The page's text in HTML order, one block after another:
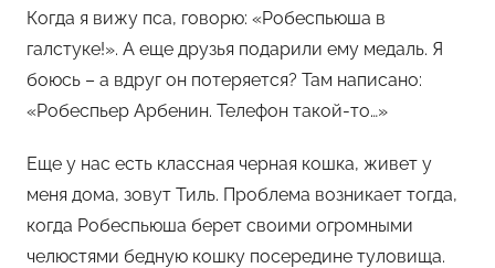
Когда я вижу пса, говорю: «Робеспьюша в
галстуке!». А еще друзья подарили ему медаль. Я
боюсь – а вдруг он потеряется? Там написано:
«Робеспьер Арбенин. Телефон такой-то…»
Еще у нас есть классная черная кошка, живет у
меня дома, зовут Тиль. Проблема возникает тогда,
когда Робеспьюша берет своими огромными
челюстями бедную кошку посередине туловища.